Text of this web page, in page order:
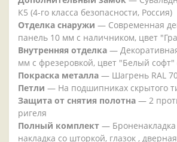
К5 (4-го класса безопасности, Россия)
Отделка снаружи — Современная
панель 10 мм с наличником, цвет
Внутренняя отделка —
мм с фрезеровкой, цвет "Белый софт"
Покраска металла — Шагрень RAL
Петли — На подшипниках скрытого
Защита от снятия полотна — 2
ригеля
Полный комплект — Броненакладка
накладка со шторкой, глазок ,